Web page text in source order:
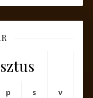
p s
v